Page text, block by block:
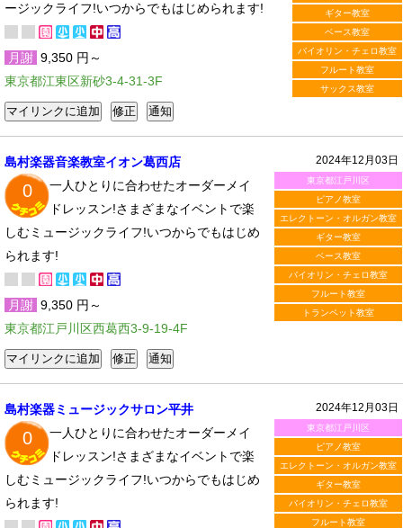
ギター教室
ベース教室
バイオリン・チェロ教室
フルート教室
サックス教室
ージックライフ!いつからでもはじめられます!
月謝 9,350 円～
東京都江東区新砂3-4-31-3F
2024年12月03日
東京都江戸川区
ピアノ教室
エレクトーン・オルガン教室
ギター教室
ベース教室
バイオリン・チェロ教室
フルート教室
トランペット教室
島村楽器音楽教室イオン葛西店
0
一人ひとりに合わせたオーダーメイ
ドレッスン!さまざまなイベントで楽
しむミュージックライフ!いつからでもはじめ
られます!
月謝 9,350 円～
東京都江戸川区西葛西3-9-19-4F
2024年12月03日
東京都江戸川区
ピアノ教室
エレクトーン・オルガン教室
ギター教室
バイオリン・チェロ教室
フルート教室
島村楽器ミュージックサロン平井
0
一人ひとりに合わせたオーダーメイ
ドレッスン!さまざまなイベントで楽
しむミュージックライフ!いつからでもはじめ
られます!